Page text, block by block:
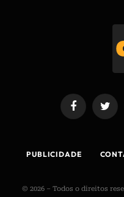
Facebook
PUBLICIDADE
© 2026 – Todos o direitos